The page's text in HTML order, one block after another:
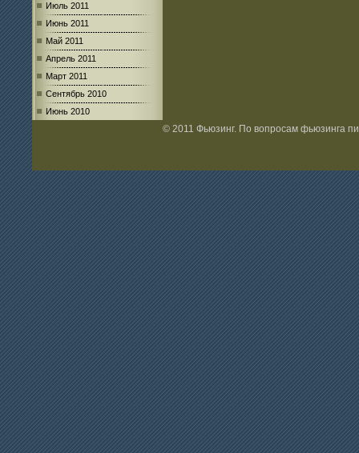
Июль 2011
Июнь 2011
Май 2011
Апрель 2011
Март 2011
Сентябрь 2010
Июнь 2010
© 2011 Фьюзинг. По вопросам фьюзинга